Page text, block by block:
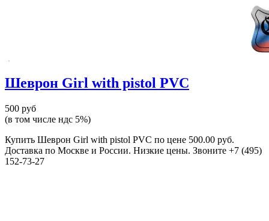
Шеврон Girl with pistol PVC
500 руб
(в том числе ндс 5%)
Купить Шеврон Girl with pistol PVC по цене 500.00 руб.
Доставка по Москве и России. Низкие цены. Звоните +7 (495)
152-73-27